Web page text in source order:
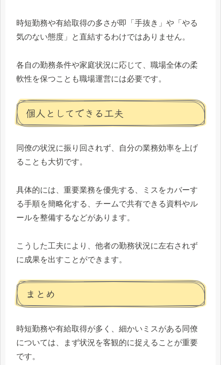
時短勤務や有給取得の多さが即「手抜き」や「やる
気のない態度」と直結するわけではありません。
各自の勤務条件や家庭状況に応じて、職場全体の柔
軟性を保つことも職場運営には必要です。
個人としてできる工夫
同僚の状況に振り回されず、自分の業務効率を上げ
ることも大切です。
具体的には、重要業務を優先する、ミスをカバーす
る手順を簡略化する、チームで共有できる資料やル
ールを整備するなどがあります。
こうした工夫により、他者の勤務状況に左右されず
に成果を出すことができます。
まとめ
時短勤務や有給取得が多く、細かいミスがある同僚
については、まず状況を客観的に捉えることが重要
です。